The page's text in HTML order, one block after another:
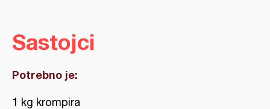
Sastojci
Potrebno je:
1 kg krompira